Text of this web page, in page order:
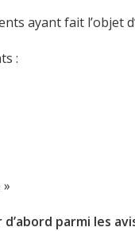
ayant fait l’objet
:
parmi les